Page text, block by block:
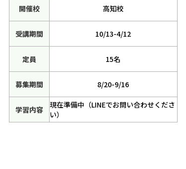
高知校
10/13-4/12
15名
8/20-9/16
現在準備中（LINEでお問い合わせくださ
い）